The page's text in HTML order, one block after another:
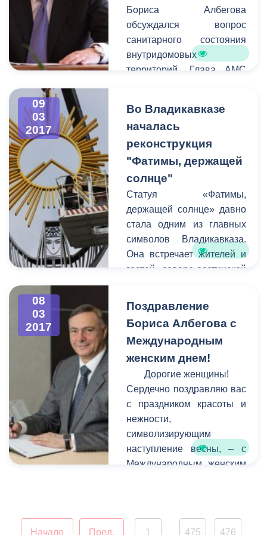
Бориса Албегова
обсуждался вопрос
санитарного состояния
внутридомовых
территорий. Глава АМС
жителями
многоквартирных домов.
Так как вышеуказанные
территории являются
зоной ответственности
управляющих компаний
совместно,
закону не имеет права
наводить на них порядок.
09
03
2017
Во Владикавказе
началась
реконструкция
"Фатимы, держащей
солнце"
Статуя «Фатимы,
держащей солнце» давно
стала одним из главных
символов Владикавказа.
Она встречает жителей и
гостей северо-осетинской
К сожалению, в последние
годы вид сооружения
оставлял желать лучшего -
оно пострадало от
коррозии, стала заметной
усталость металла.
08
03
2017
Поздравление
Бориса Албегова с
Международным
женским днем!
Дорогие женщины!
Сердечно поздравляю вас
с праздником красоты и
нежности,
символизирующим
наступление весны, – с
Международным женским
Начало Пред.
1
475 476